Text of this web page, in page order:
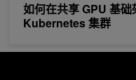
如何在共享 GPU 基
Kubernetes 集群